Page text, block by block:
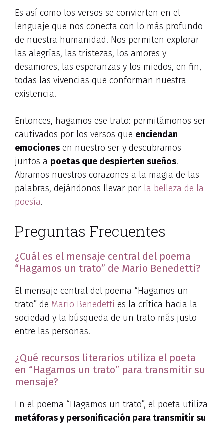
Es así como los versos se convierten en el
lenguaje que nos conecta con lo más profundo
de nuestra humanidad. Nos permiten explorar
las alegrías, las tristezas, los amores y
desamores, las esperanzas y los miedos, en fin,
todas las vivencias que conforman nuestra
existencia.
Entonces, hagamos ese trato: permitámonos ser
cautivados por los versos que enciendan
emociones en nuestro ser y descubramos
juntos a poetas que despierten sueños.
Abramos nuestros corazones a la magia de las
palabras, dejándonos llevar por la belleza de la
poesía.
Preguntas Frecuentes
¿Cuál es el mensaje central del poema
“Hagamos un trato” de Mario Benedetti?
El mensaje central del poema “Hagamos un
trato” de Mario Benedetti es la crítica hacia la
sociedad y la búsqueda de un trato más justo
entre las personas.
¿Qué recursos literarios utiliza el poeta
en “Hagamos un trato” para transmitir su
mensaje?
En el poema “Hagamos un trato”, el poeta utiliza
metáforasypersonificación para transmitir su